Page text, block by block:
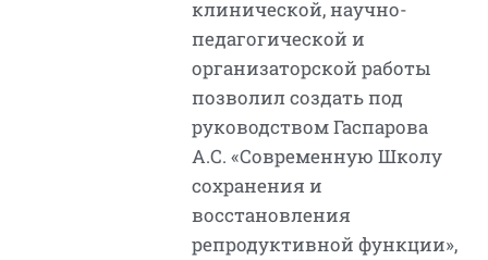
клинической, научно-
педагогической и
организаторской работы
позволил создать под
руководством Гаспарова
А.С. «Современную Школу
сохранения и
восстановления
репродуктивной функции»,